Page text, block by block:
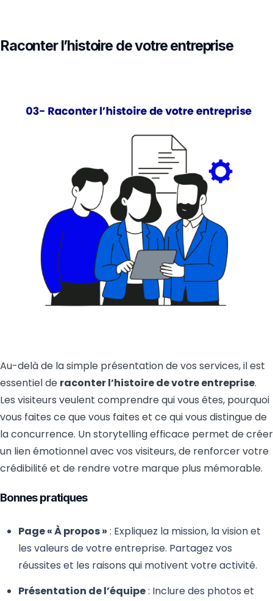
Raconter l’histoire de votre entreprise
Au-delà de la simple présentation de vos services, il est
essentiel de raconter l’histoire de votre entreprise.
Les visiteurs veulent comprendre qui vous êtes, pourquoi
vous faites ce que vous faites et ce qui vous distingue de
la concurrence. Un storytelling efficace permet de créer
un lien émotionnel avec vos visiteurs, de renforcer votre
crédibilité et de rendre votre marque plus mémorable.
Bonnes pratiques
Page « À propos » : Expliquez la mission, la vision et
les valeurs de votre entreprise. Partagez vos
réussites et les raisons qui motivent votre activité.
Présentation de l’équipe: Inclure des photos et